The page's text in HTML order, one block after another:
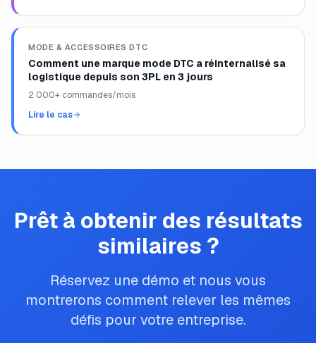
MODE & ACCESSOIRES DTC
Comment une marque mode DTC a réinternalisé sa
logistique depuis son 3PL en 3 jours
2 000+ commandes/mois
Lire le cas
Prêt à obtenir des résultats
similaires ?
Réservez une démo et nous vous
montrerons comment relever les mêmes
défis pour votre entreprise.